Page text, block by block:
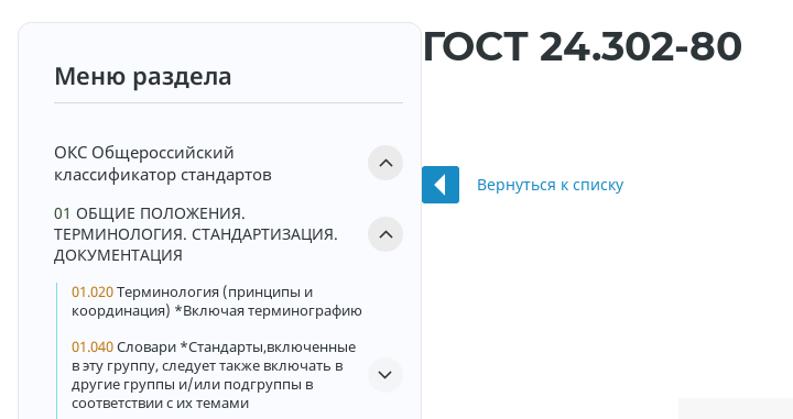
Меню раздела
ОКС Общероссийский
классификатор стандартов
01 ОБЩИЕ ПОЛОЖЕНИЯ.
ТЕРМИНОЛОГИЯ. СТАНДАРТИЗАЦИЯ.
ДОКУМЕНТАЦИЯ
01.020Терминология (принципы и
координация) *Включая терминографию
01.040Словари *Стандарты,включенные
в эту группу, следует также включать в
другие группы и/или подгруппы в
соответствии с их темами
ГОСТ 24.302-80
Вернуться к списку